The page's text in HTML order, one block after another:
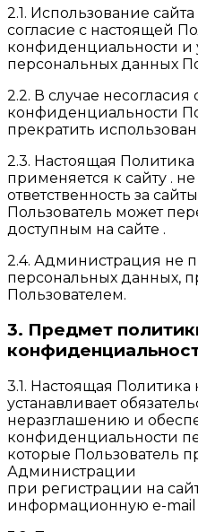
2.1. Использование
согласие с настоящей
конфиденциальности и
персональных данных
2.2. В случае
конфиденциальности
прекратить
2.3. Настоящая
применяется к сайту .
ответственность за
Пользователь может
доступным на сайте .
2.4. Администрация не
персональных данных,
Пользователем.
3. Предмет
3.1. Настоящая
устанавливает
неразглашению и
конфиденциальности
которые Пользователь
Администрации
при регистрации на
информационную e-mail